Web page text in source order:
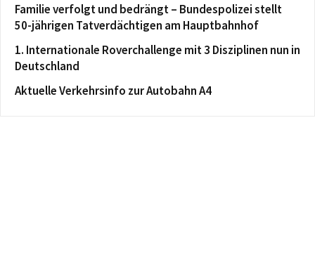
Familie verfolgt und bedrängt – Bundespolizei stellt
50-jährigen Tatverdächtigen am Hauptbahnhof
1. Internationale Roverchallenge mit 3 Disziplinen nun in
Deutschland
Aktuelle Verkehrsinfo zur Autobahn A4